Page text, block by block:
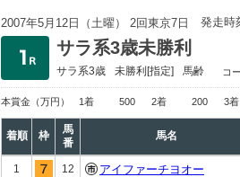
2007年5月12日（土曜） 2回東京7日 発走時
サラ系3歳未勝利
サラ系3歳 未勝利[指定] 馬齢 コ
本賞金 （万円） 1着 500 2着 200 3着
着順 枠
馬
番
馬名
1 12 アイファーチヨオー